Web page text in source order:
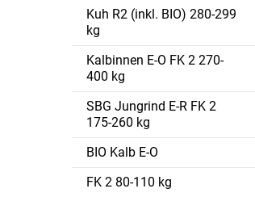
Kuh R2 (inkl. BIO) 280-299
kg
Kalbinnen E-O FK 2 270-
400 kg
SBG Jungrind E-R FK 2
175-260 kg
BIO Kalb E-O
FK 2 80-110 kg